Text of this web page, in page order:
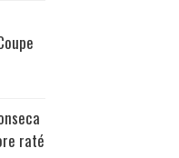
raté